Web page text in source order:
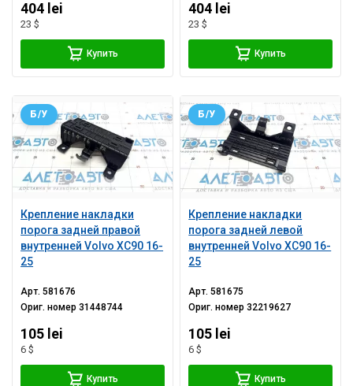
404 lei
23 $
Купить
404 lei
23 $
Купить
Крепление накладки
порога задней правой
внутренней Volvo XC90 16-
25
Б/У
Арт.581676
Ориг. номер31448744
105 lei
6 $
Купить
Крепление накладки
порога задней левой
внутренней Volvo XC90 16-
25
Б/У
Арт.581675
Ориг. номер32219627
105 lei
6 $
Купить